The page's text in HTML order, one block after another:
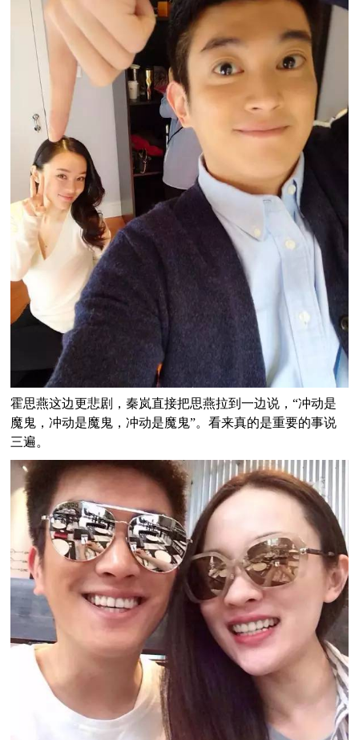
霍思燕这边更悲剧，秦岚直接把思燕拉到一边说，“冲动是
魔鬼，冲动是魔鬼，冲动是魔鬼”。看来真的是重要的事说
三遍。